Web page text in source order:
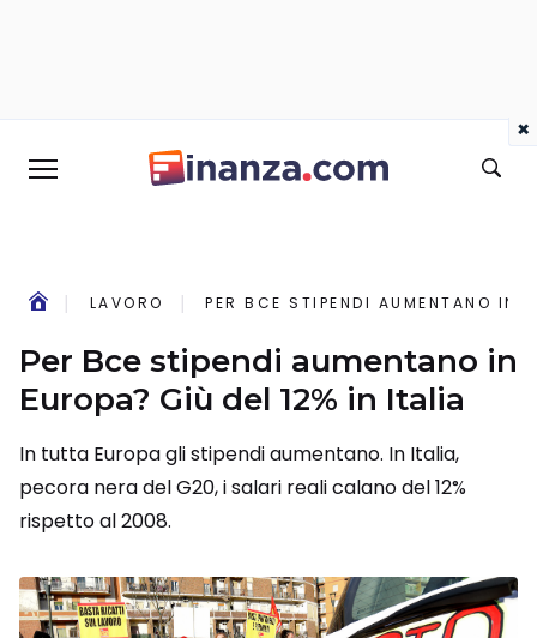
LAVORO PER BCE STIPENDI AUMENTANO IN
Per Bce stipendi aumentano in
Europa? Giù del 12% in Italia
In tutta Europa gli stipendi aumentano. In Italia,
pecora nera del G20, i salari reali calano del 12%
rispetto al 2008.
×